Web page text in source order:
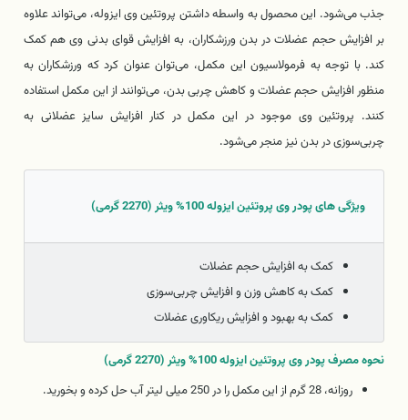
جذب می‌شود. این محصول به واسطه داشتن پروتئین وی ایزوله، می‌تواند علاوه
بر افزایش حجم عضلات در بدن ورزشکاران، به افزایش قوای بدنی وی هم کمک
کند. با توجه به فرمولاسیون این مکمل، می‌توان عنوان کرد که ورزشکاران به
منظور افزایش حجم عضلات و کاهش چربی بدن، می‌توانند از این مکمل استفاده
کنند. پروتئین وی موجود در این مکمل در کنار افزایش سایز عضلانی به
چربی‌سوزی در بدن نیز منجر می‌شود.
ویژگی های پودر وی پروتئین ایزوله 100% ویثر (2270 گرمی)
کمک به افزایش حجم عضلات
کمک به کاهش وزن و افزایش چربی‌سوزی
کمک به بهبود و افزایش ریکاوری عضلات
نحوه مصرف پودر وی پروتئین ایزوله 100% ویثر (2270 گرمی)
روزانه، 28 گرم از این مکمل را در 250 میلی لیتر آب حل کرده و بخورید.